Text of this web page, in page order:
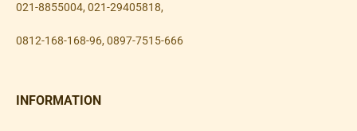
021-8855004, 021-29405818,
0812-168-168-96, 0897-7515-666
INFORMATION